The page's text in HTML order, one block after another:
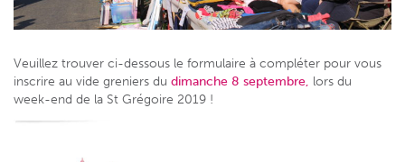
Veuillez trouver ci-dessous le formulaire à compléter pour vous
inscrire au vide greniers du dimanche 8 septembre, lors du
week-end de la St Grégoire 2019 !